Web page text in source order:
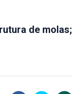
de molas;